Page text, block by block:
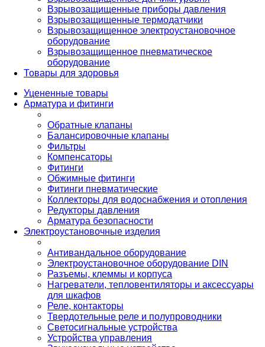
Взрывозащищенные приборы давления
Взрывозащищенные термодатчики
Взрывозащищенное электроустановочное
оборудование
Взрывозащищенное пневматическое
оборудование
Товары для здоровья
Уцененные товары
Арматура и фитинги
Обратные клапаны
Балансировочные клапаны
Фильтры
Компенсаторы
Фитинги
Обжимные фитинги
Фитинги пневматические
Коллекторы для водоснабжения и отопления
Редукторы давления
Арматура безопасности
Электроустановочные изделия
Антивандальное оборудование
Электроустановочное оборудование DIN
Разъемы, клеммы и корпуса
Нагреватели, тепловентиляторы и аксессуары
для шкафов
Реле, контакторы
Твердотельные реле и полупроводники
Светосигнальные устройства
Устройства управления